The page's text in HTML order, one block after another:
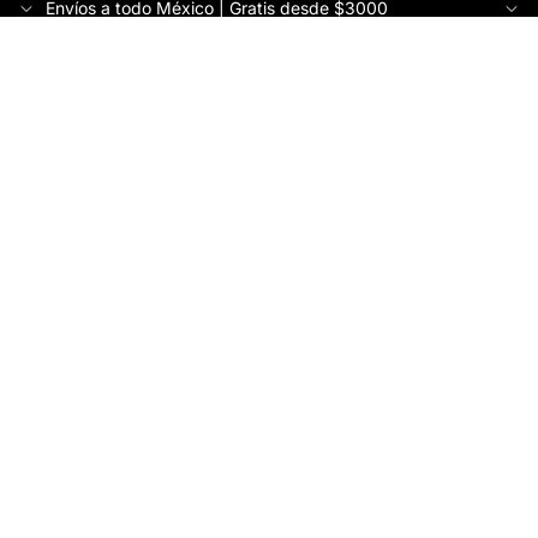
Envíos a todo México | Gratis desde $3000